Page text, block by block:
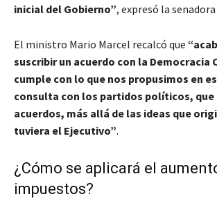
inicial del Gobierno”, expresó la
El ministro Mario Marcel recalcó que
suscribir un acuerdo con la Democracia
cumple con lo que nos propusimos en
consulta con los partidos políticos, que
acuerdos, más allá de las ideas que
tuviera el Ejecutivo”.
¿Cómo se aplicará el
impuestos?